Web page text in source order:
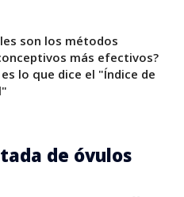
son los métodos
más efectivos?
lo que dice el "Índice de
de óvulos